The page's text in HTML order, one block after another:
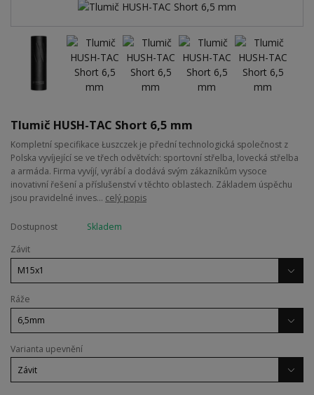
Tlumič HUSH-TAC Short 6,5 mm
Kompletní specifikace Łuszczek je přední technologická společnost z
Polska vyvíjející se ve třech odvětvích: sportovní střelba, lovecká střelba
a armáda. Firma vyvíjí, vyrábí a dodává svým zákazníkům vysoce
inovativní řešení a příslušenství v těchto oblastech. Základem úspěchu
jsou pravidelné inves... celý popis
Dostupnost
Skladem
Závit
Ráže
Varianta upevnění